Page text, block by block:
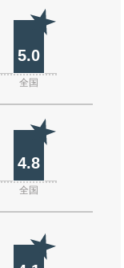
5.0
全国
4.8
全国